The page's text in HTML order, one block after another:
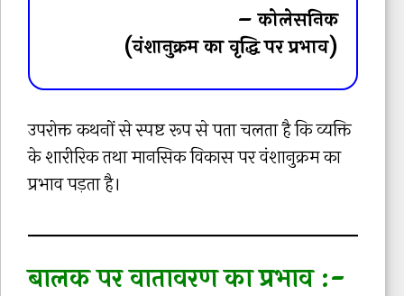
– कोलेसनिक
(वंशानुक्रम का वृद्धि पर प्रभाव)
उपरोक्त कथनों से स्पष्ट रूप से पता चलता है कि व्यक्ति
के शारीरिक तथा मानसिक विकास पर वंशानुक्रम का
प्रभाव पड़ता है।
बालक पर वातावरण का प्रभाव :-